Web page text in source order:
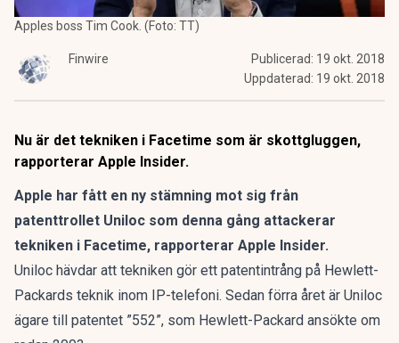
Apples boss Tim Cook. (Foto: TT)
Finwire Publicerad: 19 okt. 2018
Uppdaterad: 19 okt. 2018
Nu är det tekniken i Facetime som är skottgluggen,
rapporterar Apple Insider.
Apple har fått en ny stämning mot sig från
patenttrollet Uniloc som denna gång attackerar
tekniken i Facetime, rapporterar Apple Insider.
Uniloc hävdar att tekniken gör ett patentintrång på Hewlett-
Packards teknik inom IP-telefoni. Sedan förra året är Uniloc
ägare till patentet ”552”, som Hewlett-Packard ansökte om